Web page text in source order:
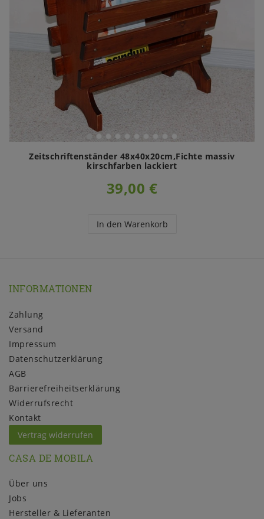
Zeitschriftenständer 48x40x20cm,Fichte massiv
kirschfarben lackiert
39,00 €
In den Warenkorb
INFORMATIONEN
Zahlung
Versand
Impressum
Daten­schutz­erklärung
AGB
Barrierefreiheitserklärung
Widerrufs­recht
Kontakt
Vertrag widerrufen
CASA DE MOBILA
Über uns
Jobs
Hersteller & Lieferanten